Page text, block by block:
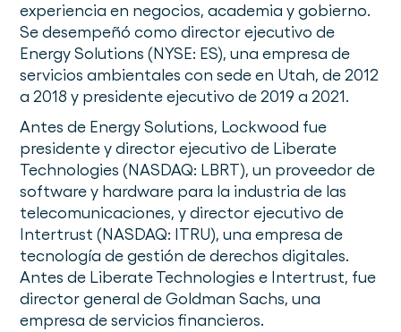
experiencia en negocios, academia y gobierno.
Se desempeñó como director ejecutivo de
Energy Solutions (NYSE: ES), una empresa de
servicios ambientales con sede en Utah, de 2012
a 2018 y presidente ejecutivo de 2019 a 2021.
Antes de Energy Solutions, Lockwood fue
presidente y director ejecutivo de Liberate
Technologies (NASDAQ: LBRT), un proveedor de
software y hardware para la industria de las
telecomunicaciones, y director ejecutivo de
Intertrust (NASDAQ: ITRU), una empresa de
tecnología de gestión de derechos digitales.
Antes de Liberate Technologies e Intertrust, fue
director general de Goldman Sachs, una
empresa de servicios financieros.